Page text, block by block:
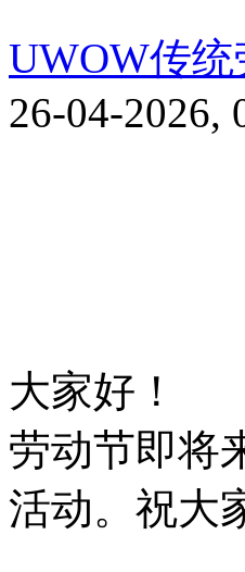
UWOW传
26-04-2026,
大家好！
劳动节即将
活动。祝大